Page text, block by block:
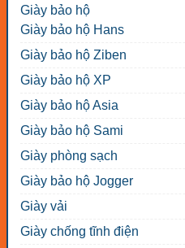
Giày bảo hộ
Giày bảo hộ Hans
Giày bảo hộ Ziben
Giày bảo hộ XP
Giày bảo hộ Asia
Giày bảo hộ Sami
Giày phòng sạch
Giày bảo hộ Jogger
Giày vải
Giày chống tĩnh điện